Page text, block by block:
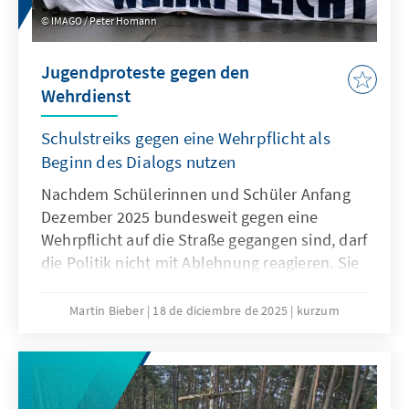
IMAGO / Peter Homann
Jugendproteste gegen den
Wehrdienst
Schulstreiks gegen eine Wehrpflicht als
Beginn des Dialogs nutzen
Nachdem Schülerinnen und Schüler Anfang
Dezember 2025 bundesweit gegen eine
Wehrpflicht auf die Straße gegangen sind, darf
die Politik nicht mit Ablehnung reagieren. Sie
jungen Generation offen begegnen. Nur wenn
Maßnahmen wie das
Wehrdienstmodernisierungsgesetz oder ein
potenzieller Gesellschaftsdienst Akzeptanz
Martin Bieber 18 de diciembre de 2025 kurzum